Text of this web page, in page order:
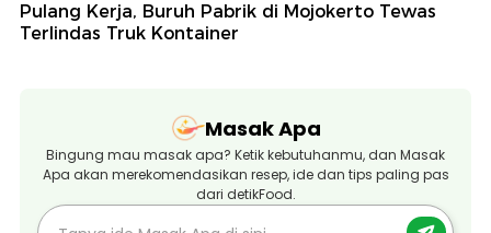
Pulang Kerja, Buruh Pabrik di Mojokerto Tewas
Terlindas Truk Kontainer
Masak Apa
Bingung mau masak apa? Ketik kebutuhanmu, dan Masak
Apa akan merekomendasikan resep, ide dan tips paling pas
dari detikFood.